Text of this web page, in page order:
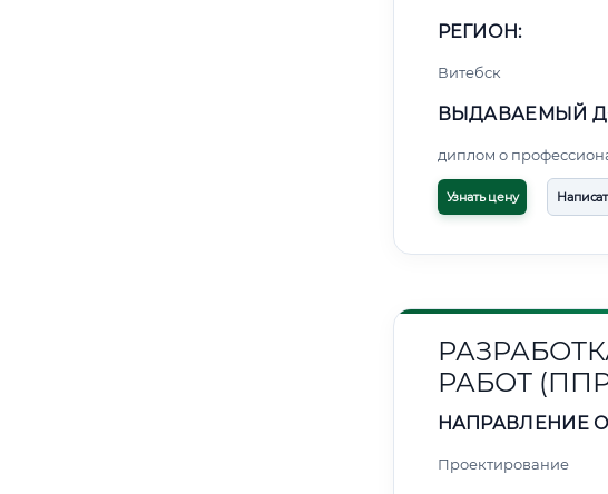
РЕГИОН:
Витебск
ВЫДАВАЕМЫЙ
диплом о
Узнать цену
РАБОТ
НАПРАВЛЕНИЕ
Проектирование